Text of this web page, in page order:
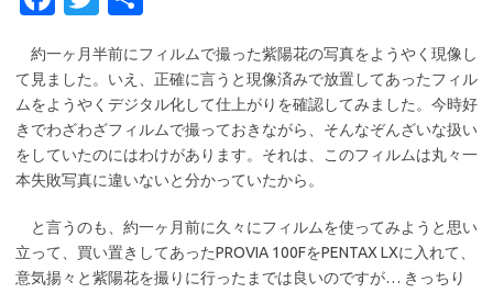
e
b
o
o
it
te
r
約一ヶ月半前にフィルムで撮った紫陽花の写真をようやく現像し
て見ました。いえ、正確に言うと現像済みで放置してあったフィル
ムをようやくデジタル化して仕上がりを確認してみました。今時好
きでわざわざフィルムで撮っておきながら、そんなぞんざいな扱い
をしていたのにはわけがあります。それは、このフィルムは丸々一
本失敗写真に違いないと分かっていたから。
と言うのも、約一ヶ月前に久々にフィルムを使ってみようと思い
立って、買い置きしてあったPROVIA 100FをPENTAX LXに入れて、
意気揚々と紫陽花を撮りに行ったまでは良いのですが… きっちり